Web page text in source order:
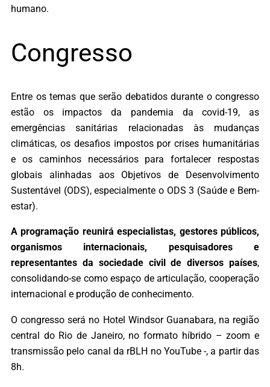
humano.
Congresso
Entre os temas que serão debatidos durante o congresso
estão os impactos da pandemia da covid-19, as
emergências sanitárias relacionadas às mudanças
climáticas, os desafios impostos por crises humanitárias
e os caminhos necessários para fortalecer respostas
globais alinhadas aos Objetivos de Desenvolvimento
Sustentável (ODS), especialmente o ODS 3 (Saúde e Bem-
estar).
A programação reunirá especialistas, gestores públicos,
organismos internacionais, pesquisadores e
representantes da sociedade civil de diversos países,
consolidando-se como espaço de articulação, cooperação
internacional e produção de conhecimento.
O congresso será no Hotel Windsor Guanabara, na região
central do Rio de Janeiro, no formato híbrido – zoom e
transmissão pelo canal da rBLH no YouTube -, a partir das
8h.